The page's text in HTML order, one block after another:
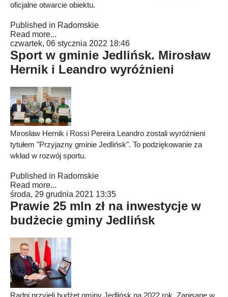
oficjalne otwarcie obiektu.
Published in Radomskie
Read more...
czwartek, 06 stycznia 2022 18:46
Sport w gminie Jedlińsk. Mirosław
Hernik i Leandro wyróżnieni
Mirosław Hernik i Rossi Pereira Leandro zostali wyróżnieni
tytułem "Przyjazny gminie Jedlińsk". To podziękowanie za
wkład w rozwój sportu.
Published in Radomskie
Read more...
środa, 29 grudnia 2021 13:35
Prawie 25 mln zł na inwestycje w
budżecie gminy Jedlińsk
Radni przyjęli budżet gminy Jedlińsk na 2022 rok. Zapisane w